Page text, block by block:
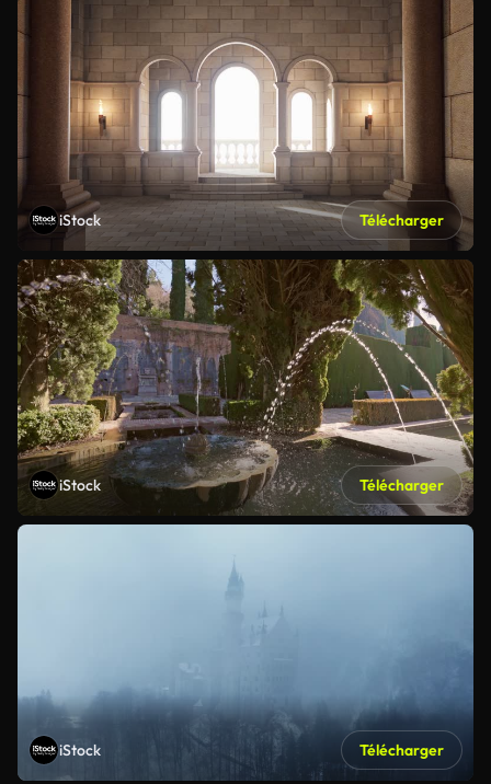
iStock Télécharger
iStock Télécharger
iStock Télécharger